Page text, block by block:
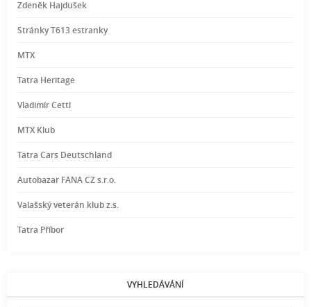
Zdeněk Hajdušek
Stránky T613 estranky
MTX
Tatra Heritage
Vladimír Cettl
MTX Klub
Tatra Cars Deutschland
Autobazar FANA CZ s.r.o.
Valašský veterán klub z.s.
Tatra Příbor
VYHLEDÁVÁNÍ